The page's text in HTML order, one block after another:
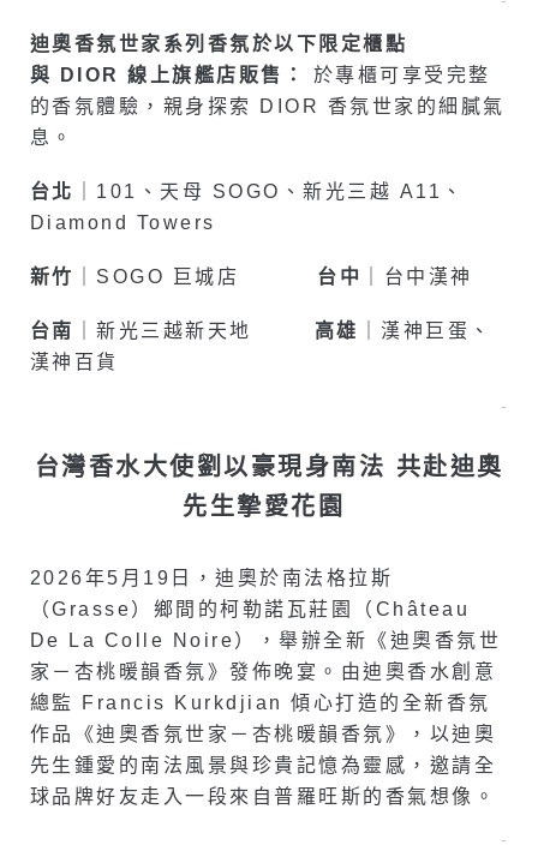
迪奧香氛世家系列香氛於以下限定櫃點
與 DIOR 線上旗艦店販售：
於專櫃可享受完整
的香氛體驗，親身探索 DIOR 香氛世家的細膩氣
息。
台北
｜101、天母 SOGO、新光三越 A11、
Diamond Towers
新竹 ｜SOGO 巨城店 台中 ｜台中漢神
台南 ｜新光三越新天地 高雄
｜漢神巨蛋、
漢神百貨
–
台灣香水大使劉以豪現身南法 共赴迪奧
先生摯愛花園
2026年5月19日，迪奧於南法格拉斯
（Grasse）鄉間的柯勒諾瓦莊園（Château
De La Colle Noire），舉辦全新《迪奧香氛世
家－杏桃暖韻香氛》發佈晚宴。由迪奧香水創意
總監 Francis Kurkdjian 傾心打造的全新香氛
作品《迪奧香氛世家－杏桃暖韻香氛》，以迪奧
先生鍾愛的南法風景與珍貴記憶為靈感，邀請全
球品牌好友走入一段來自普羅旺斯的香氣想像。
–